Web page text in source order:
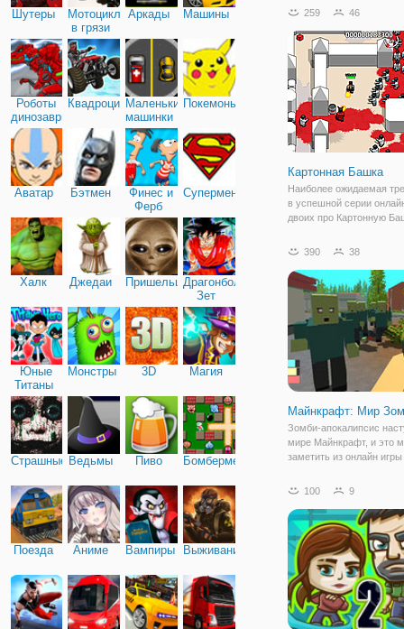
Шутеры
Мотоциклы
в грязи
Аркады Машины
Роботы
динозавры
КвадроциклыМаленькие
машинки
Покемоны
Аватар Бэтмен
Финес и
Ферб
Супермен
Халк Джедаи ПришельцыДрагонболл
Зет
Юные
Титаны
Монстры 3D Магия
Страшные Ведьмы Пиво Бомбермен
Поезда Аниме Вампиры Выживание
начали подавать
космической станции.
выяснить причину, туда
259 46
Картонная Башка
Наиболее ожидаемая
в успешной серии
двоих про Картонную
для мальчиков с кучей
так же можно играть
режиме
390 38
Майнкрафт: Мир
Зомби-апокалипсис
мире Майнкрафт, и это
заметить из онлайн игры
здесь вы станете частью
квадратными зомби. По
жанру, флешку можно
100 9